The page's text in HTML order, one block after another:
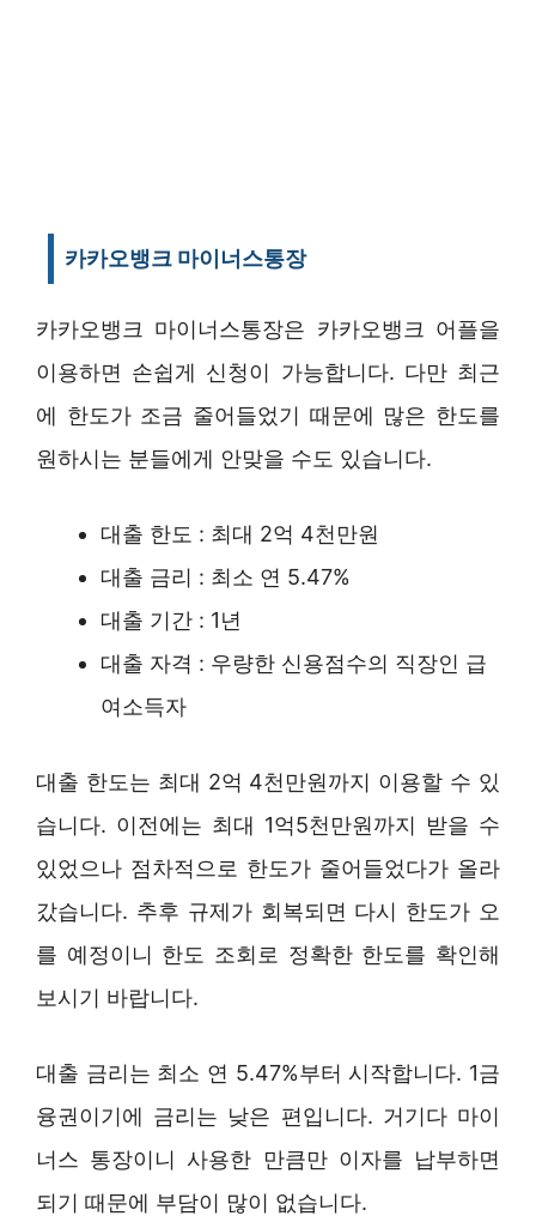
카카오뱅크 마이너스통장
카카오뱅크 마이너스통장은 카카오뱅크 어플을
이용하면 손쉽게 신청이 가능합니다. 다만 최근
에 한도가 조금 줄어들었기 때문에 많은 한도를
원하시는 분들에게 안맞을 수도 있습니다.
대출 한도 : 최대 2억 4천만원
대출 금리 : 최소 연 5.47%
대출 기간 : 1년
대출 자격 : 우량한 신용점수의 직장인 급
여소득자
대출 한도는 최대 2억 4천만원까지 이용할 수 있
습니다. 이전에는 최대 1억5천만원까지 받을 수
있었으나 점차적으로 한도가 줄어들었다가 올라
갔습니다. 추후 규제가 회복되면 다시 한도가 오
를 예정이니 한도 조회로 정확한 한도를 확인해
보시기 바랍니다.
대출 금리는 최소 연 5.47%부터 시작합니다. 1금
융권이기에 금리는 낮은 편입니다. 거기다 마이
너스 통장이니 사용한 만큼만 이자를 납부하면
되기 때문에 부담이 많이 없습니다.